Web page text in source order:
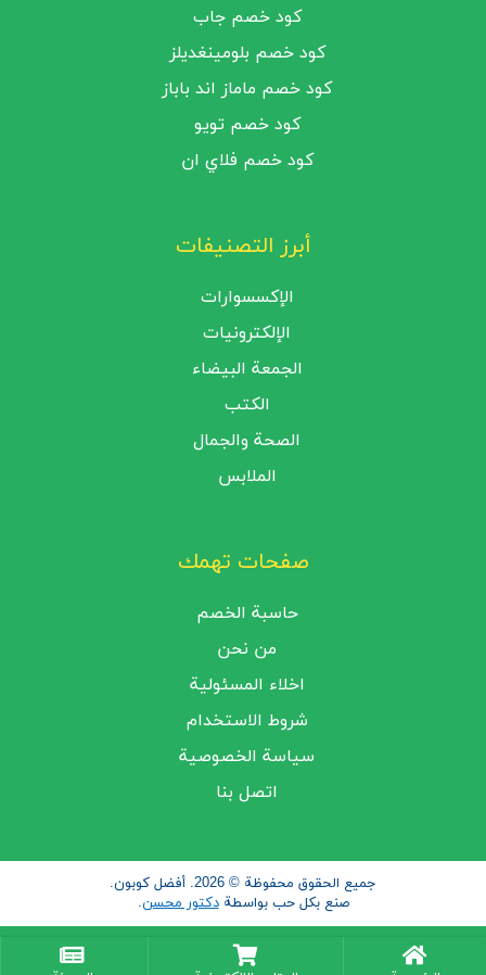
كود خصم جاب
كود خصم بلومينغديلز
كود خصم ماماز اند باباز
كود خصم تويو
كود خصم فلاي ان
أبرز التصنيفات
الإكسسوارات
الإلكترونيات
الجمعة البيضاء
الكتب
الصحة والجمال
الملابس
صفحات تهمك
حاسبة الخصم
من نحن
اخلاء المسئولية
شروط الاستخدام
سياسة الخصوصية
اتصل بنا
جميع الحقوق محفوظة © 2026. أفضل كوبون.
صنع بكل حب بواسطةدكتور محسن.